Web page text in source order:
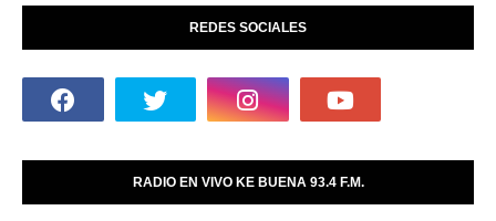
REDES SOCIALES
RADIO EN VIVO KE BUENA 93.4 F.M.